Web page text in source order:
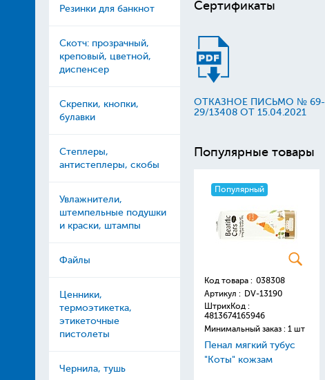
Резинки для банкнот
Скотч: прозрачный,
креповый, цветной,
диспенсер
Скрепки, кнопки,
булавки
Степлеры,
антистеплеры, скобы
Увлажнители,
штемпельные подушки
и краски, штампы
Файлы
Ценники,
термоэтикетка,
этикеточные
пистолеты
Чернила, тушь
Сертификаты
ОТКАЗНОЕ ПИСЬМО № 69-
29/13408 ОТ 15.04.2021
Популярные товары
Популярный
Код товара : 038308
Артикул : DV-13190
ШтрихКод :
4813674165946
Минимальный заказ : 1 шт
Пенал мягкий тубус
"Коты" кожзам